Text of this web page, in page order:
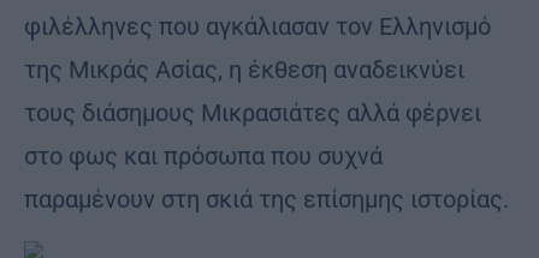
φιλέλληνες που αγκάλιασαν τον Ελληνισμό
της Μικράς Ασίας, η έκθεση αναδεικνύει
τους διάσημους Μικρασιάτες αλλά φέρνει
στο φως και πρόσωπα που συχνά
παραμένουν στη σκιά της επίσημης ιστορίας.